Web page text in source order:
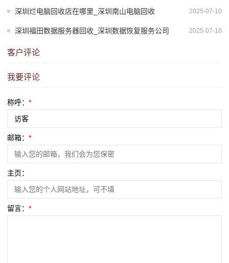
2025-07-10
深圳烂电脑回收店在哪里_深圳南山电脑回收
2025-07-10
深圳福田数据服务器回收_深圳数据恢复服务公司
客户评论
我要评论
称呼： *
邮箱： *
主页：
留言： *